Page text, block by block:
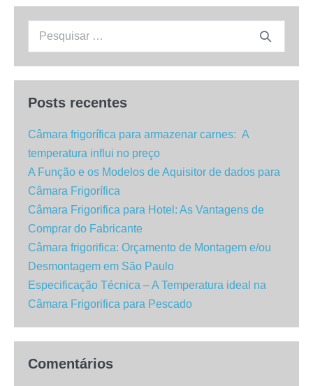
e/ou
Desmontagem
São
Paulo
Procurar:
Posts recentes
Câmara frigorífica para armazenar carnes: A
temperatura influi no preço
A Função e os Modelos de Aquisitor de dados para
Câmara Frigorífica
Câmara Frigorifica para Hotel: As Vantagens de
Comprar do Fabricante
Câmara frigorifica: Orçamento de Montagem e/ou
Desmontagem em São Paulo
Especificação Técnica – A Temperatura ideal na
Câmara Frigorifica para Pescado
Comentários